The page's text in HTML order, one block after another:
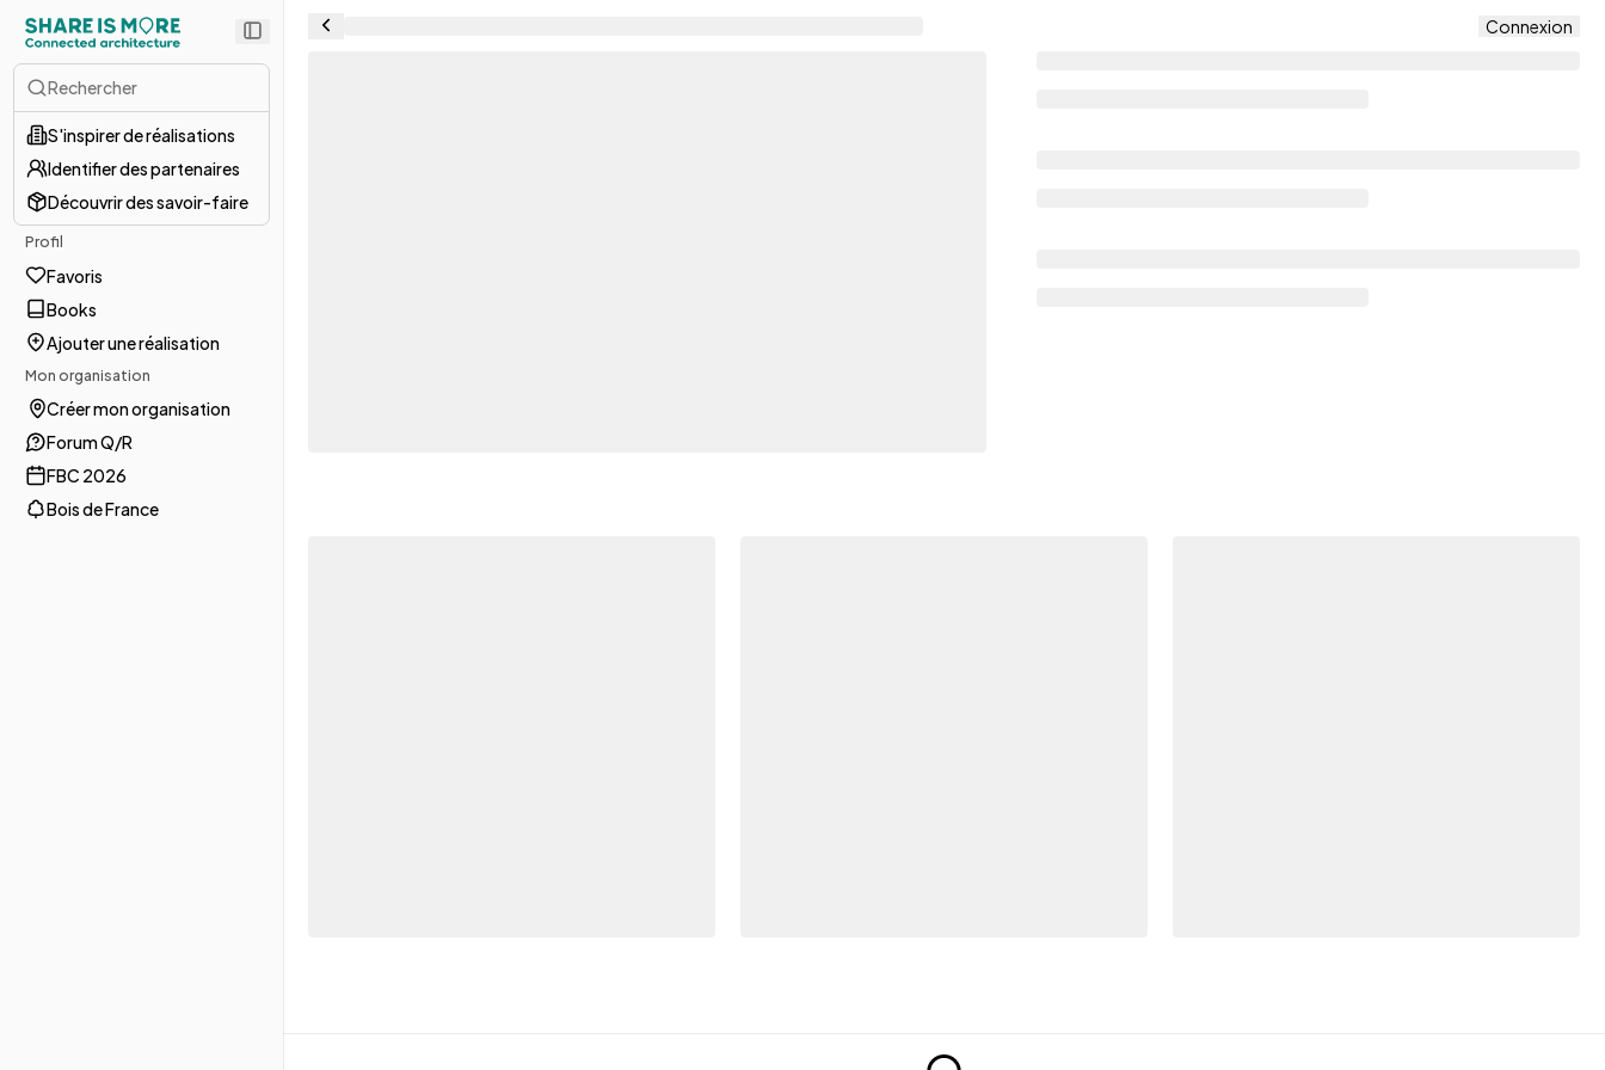
Rechercher
S'inspirer de réalisations
Identifier des partenaires
Découvrir des savoir-faire
Profil
Favoris
Books
Ajouter une réalisation
Mon organisation
Créer mon organisation
Forum Q/R
FBC 2026
Bois de France
Connexion